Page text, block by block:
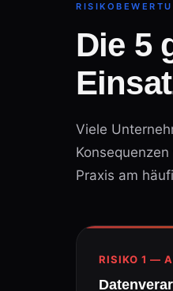
Die 5
Viele
Praxis am
RISIKO 1 —